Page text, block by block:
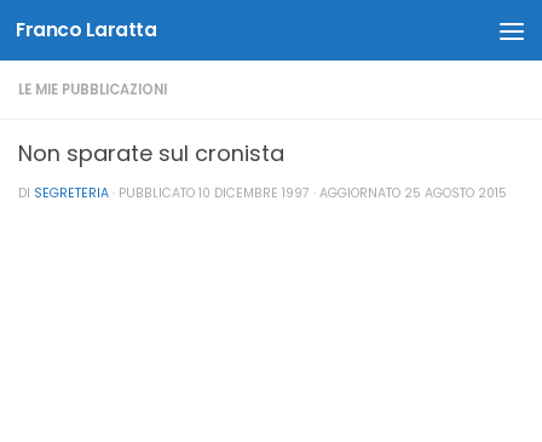
Salta al contenuto
Franco Laratta
LE MIE PUBBLICAZIONI
Non sparate sul cronista
DI SEGRETERIA · PUBBLICATO 10 DICEMBRE 1997 · AGGIORNATO 25 AGOSTO 2015